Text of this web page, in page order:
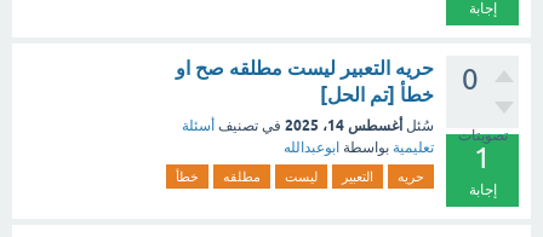
إجابة
0
تصويتات
1
إجابة
حريه التعبير ليست مطلقه صح او
خطأ [تم الحل]
سُئل أغسطس 14، 2025 في تصنيف أسئلة
تعليمية بواسطة ابوعبدالله
حريه التعبير ليست مطلقه خطأ